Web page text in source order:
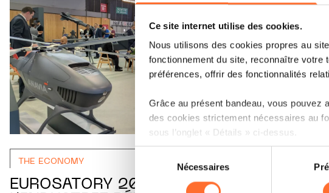
Ce site internet utilise des cookies.
Nous utilisons des cookies propres au
fonctionnement du site, reconnaître votre
préférences, offrir des fonctionnalités
Grâce au présent bandeau, vous pouvez
des cookies strictement nécessaires au
sous l’onglet « Détails » ci-dessus.
Il est précisé que la navigation sur le
cas de refus de tous les cookies ou des
Sélection
consentement
Nécessaires
THE ECONOMY
EUROSATORY 2026 : QUAND
IT'S MY
BGL